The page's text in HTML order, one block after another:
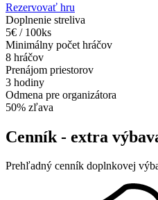
Rezervovať hru
Doplnenie streliva
5€ / 100ks
Minimálny počet hráčov
8 hráčov
Prenájom priestorov
3 hodiny
Odmena pre organizátora
50% zľava
Cenník - extra
Prehľadný cenník doplnkovej